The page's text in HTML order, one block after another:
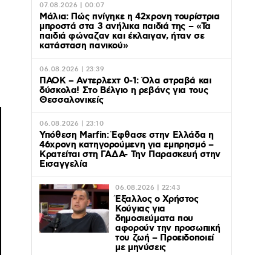
07.08.2026 | 00:07
Μάλια: Πώς πνίγηκε η 42χρονη τουρίστρια
μπροστά στα 3 ανήλικα παιδιά της – «Τα
παιδιά φώναζαν και έκλαιγαν, ήταν σε
κατάσταση πανικού»
06.08.2026 | 23:39
ΠΑΟΚ – Αντερλεχτ 0-1: Όλα στραβά και
δύσκολα! Στο Βέλγιο η ρεβάνς για τους
Θεσσαλονικείς
06.08.2026 | 23:10
Υπόθεση Marfin: Έφθασε στην Ελλάδα η
46χρονη κατηγορούμενη για εμπρησμό –
Κρατείται στη ΓΑΔΑ- Την Παρασκευή στην
Εισαγγελία
06.08.2026 | 22:43
Έξαλλος ο Χρήστος
Κούγιας για
δημοσιεύματα που
αφορούν την προσωπική
του ζωή – Προειδοποιεί
με μηνύσεις